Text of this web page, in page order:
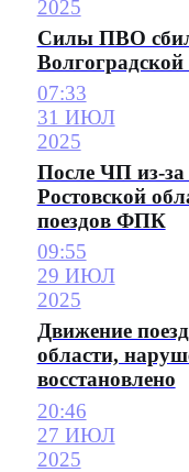
2025
Силы ПВО
07:33
31 ИЮЛ
2025
После ЧП из-
Ростовской
поездов ФПК
09:55
29 ИЮЛ
2025
Движение
области,
восстановлено
20:46
27 ИЮЛ
2025